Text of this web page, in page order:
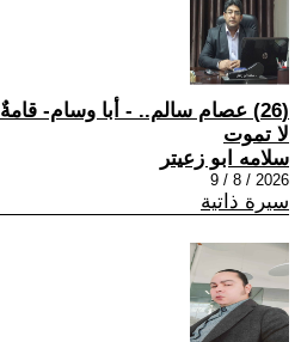
(26) عصام سالم.. - أبا وسام-
لا تموت
سلامه ابو زعيتر
2026 / 8 / 9
سيرة ذاتية